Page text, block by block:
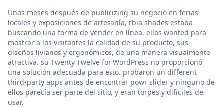
Unos meses después de publicizing su negocio en ferias
locales y exposiciones de artesanía, rbia shades estaba
buscando una forma de vender en línea. ellos wanted para
mostrar a los visitantes la calidad de su producto, sus
diseños livianos y ergonómicos, de una manera visualmente
atractiva. su Twenty Twelve for WordPress no proporcionó
una solución adecuada para esto. probaron un different
third-party apps antes de encontrar powr slider y ninguno de
ellos parecía ser parte del sitio, y eran torpes y difíciles de
usar.